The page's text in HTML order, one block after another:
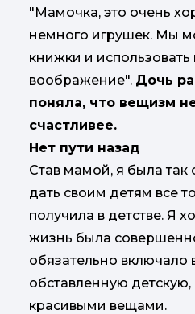
"Мамочка, это очень
немного игрушек. Мы
книжки и
воображение". Дочь
поняла, что вещизм
счастливее.
Нет пути назад
Став мамой, я была так
дать своим детям все
получила в детстве. Я
жизнь была
обязательно включало
обставленную
красивыми вещами.